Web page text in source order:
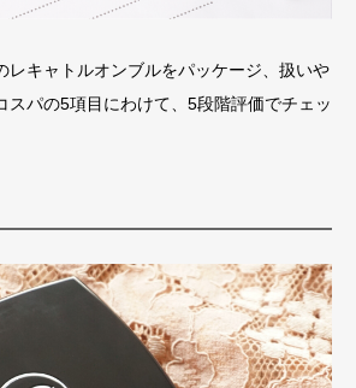
レキャトルオンブルをパッケージ、扱いや
スパの5項目にわけて、5段階評価でチェッ